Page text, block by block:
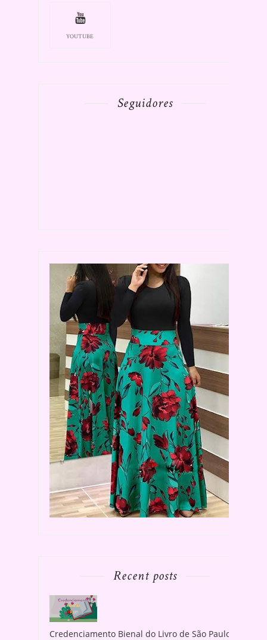
YOUTUBE
Seguidores
Recent posts
Credenciamento Bienal do Livro de São Paulo